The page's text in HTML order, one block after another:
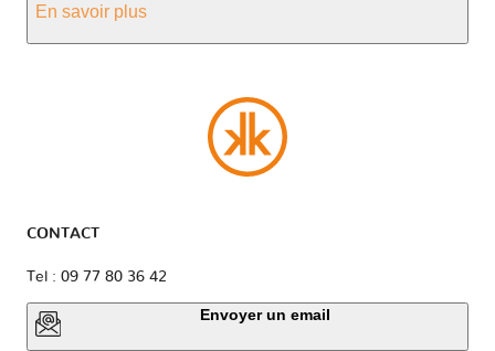
En savoir plus
CONTACT
Tel : 09 77 80 36 42
Envoyer un email